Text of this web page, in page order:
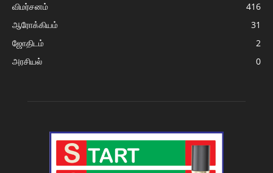
விமர்சனம்
416
ஆரோக்கியம்
31
ஜோதிடம்
2
அரசியல்
0